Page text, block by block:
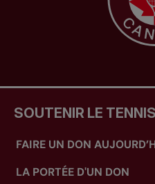
SOUTENIR LE
FAIRE UN DON
LA PORTÉE D'UN DON